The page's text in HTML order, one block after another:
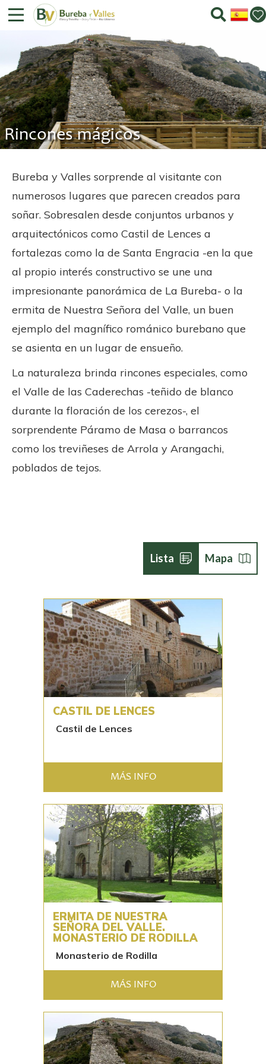
Rincones mágicos
Bureba y Valles sorprende al visitante con
numerosos lugares que parecen creados para
soñar. Sobresalen desde conjuntos urbanos y
arquitectónicos como Castil de Lences a
fortalezas como la de Santa Engracia -en la que
al propio interés constructivo se une una
impresionante panorámica de La Bureba- o la
ermita de Nuestra Señora del Valle, un buen
ejemplo del magnífico románico burebano que
se asienta en un lugar de ensueño.
La naturaleza brinda rincones especiales, como
el Valle de las Caderechas -teñido de blanco
durante la floración de los cerezos-, el
sorprendente Páramo de Masa o barrancos
como los treviñeses de Arrola y Arangachi,
poblados de tejos.
Lista Mapa
CASTIL DE LENCES
Castil de Lences
MÁS INFO
ERMITA DE NUESTRA
SEÑORA DEL VALLE.
MONASTERIO DE RODILLA
Monasterio de Rodilla
MÁS INFO